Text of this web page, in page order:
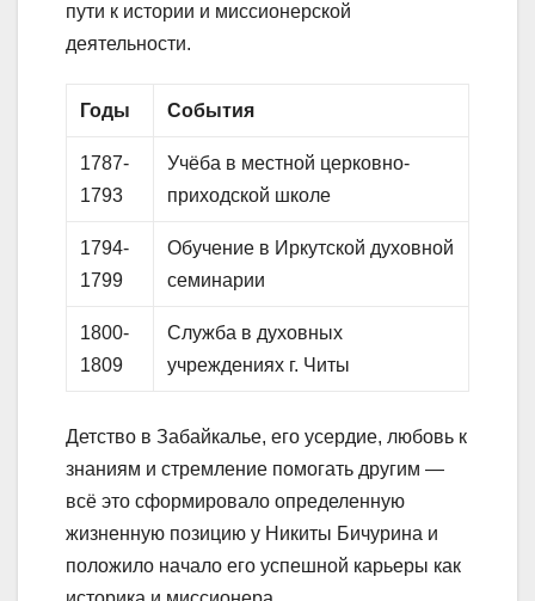
пути к истории и миссионерской
деятельности.
Годы События
1787-
1793
Учёба в местной церковно-
приходской школе
1794-
1799
Обучение в Иркутской духовной
семинарии
1800-
1809
Служба в духовных
учреждениях г. Читы
Детство в Забайкалье, его усердие, любовь к
знаниям и стремление помогать другим —
всё это сформировало определенную
жизненную позицию у Никиты Бичурина и
положило начало его успешной карьеры как